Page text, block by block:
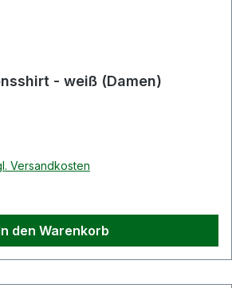
von 2.5 von 5 Sternen
- weiß (Damen)
Versandkosten
den Warenkorb